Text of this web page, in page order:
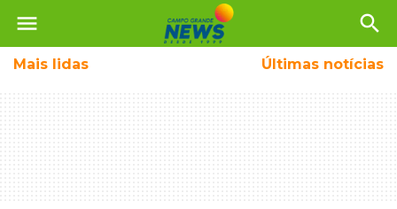
menu search
Mais lidas Últimas notícias